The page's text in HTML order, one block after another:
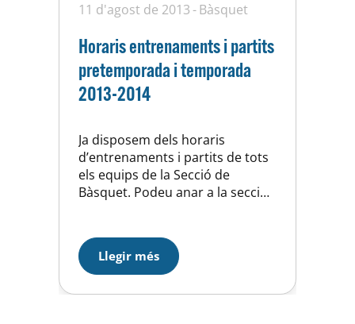
11 d'agost de 2013 Bàsquet
Horaris entrenaments i partits
pretemporada i temporada
2013-2014
Ja disposem dels horaris
d’entrenaments i partits de tots
els equips de la Secció de
Bàsquet. Podeu anar a la secció
tota la informació. Aquests
horaris son definitius però
encara podríem patir algun canvi
en funció de les diferents
Llegir més